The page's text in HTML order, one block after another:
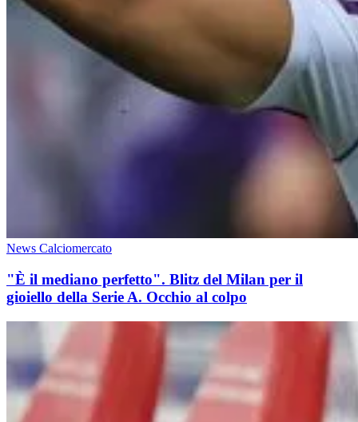
News Calciomercato
"È il mediano perfetto". Blitz del Milan per il
gioiello della Serie A. Occhio al colpo